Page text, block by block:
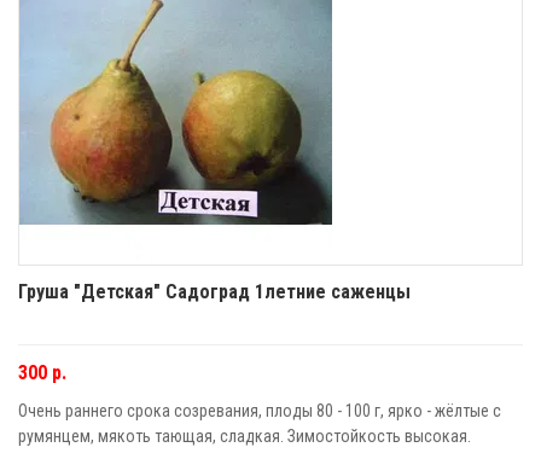
Груша "Детская" Садоград 1летние саженцы
300 р.
Очень раннего срока созревания, плоды 80 - 100 г, ярко - жёлтые с
румянцем, мякоть тающая, сладкая. Зимостойкость высокая.